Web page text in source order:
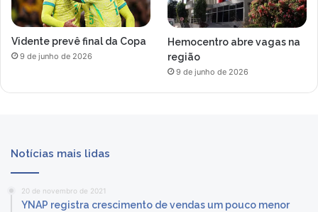
Vidente prevê final da Copa
9 de junho de 2026
Hemocentro abre vagas na
região
9 de junho de 2026
Notícias mais lidas
20 de novembro de 2021
YNAP registra crescimento de vendas um pouco menor